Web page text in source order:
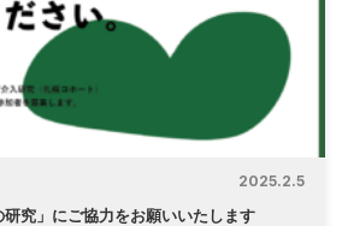
2025.2.5
究」にご協力をお願いいたします